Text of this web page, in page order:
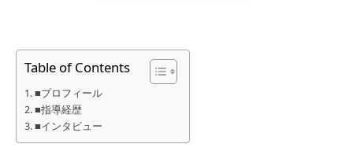
Table of Contents
■プロフィール
■指導経歴
■インタビュー